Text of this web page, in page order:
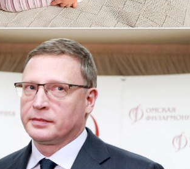
в губернаторы
Леонидовича